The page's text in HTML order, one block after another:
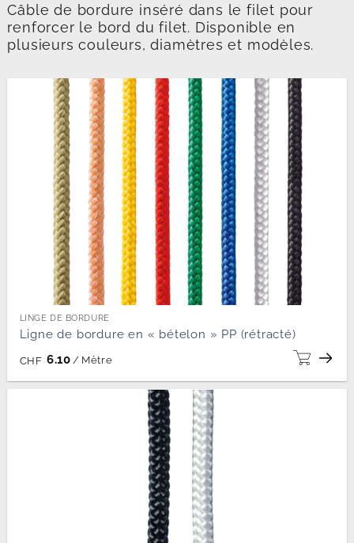
Câble de bordure inséré dans le filet pour
renforcer le bord du filet. Disponible en
plusieurs couleurs, diamètres et modèles.
LINGE DE BORDURE
Ligne de bordure en « bételon » PP (rétracté)
CHF 6.10 / Mètre